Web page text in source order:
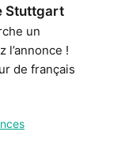
Stuttgart
un
l’annonce !
de français